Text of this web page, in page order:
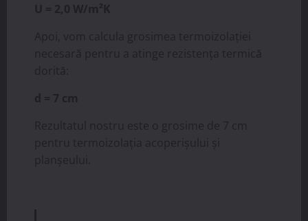
U = 2,0 W/m²K
Apoi, vom calcula grosimea termoizolației
necesară pentru a atinge rezistența termică
dorită:
d = 7 cm
Rezultatul nostru este o grosime de 7 cm
pentru termoizolația acoperișului și
planșeului.